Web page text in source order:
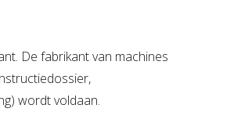
De fabrikant van machines
wordt voldaan.